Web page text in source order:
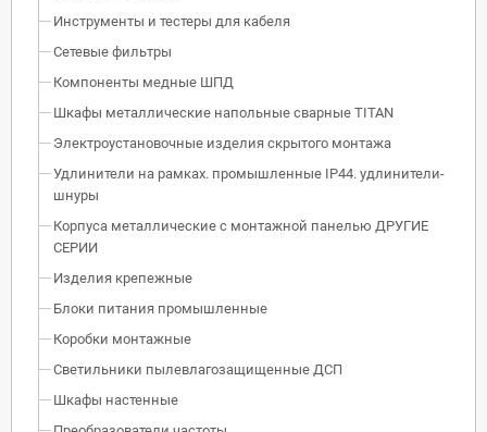
Инструменты и тестеры для кабеля
Сетевые фильтры
Компоненты медные ШПД
Шкафы металлические напольные сварные TITAN
Электроустановочные изделия скрытого монтажа
Удлинители на рамках. промышленные IP44. удлинители-
шнуры
Корпуса металлические с монтажной панелью ДРУГИЕ
СЕРИИ
Изделия крепежные
Блоки питания промышленные
Коробки монтажные
Светильники пылевлагозащищенные ДСП
Шкафы настенные